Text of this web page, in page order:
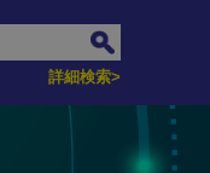
詳細検索>